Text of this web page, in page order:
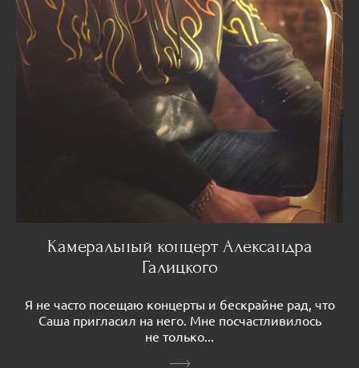
Камеральный концерт Александра
Галицкого
Я не часто посещаю концерты и бескрайне рад, что
Саша пригласил на него. Мне посчастливилось
не только...